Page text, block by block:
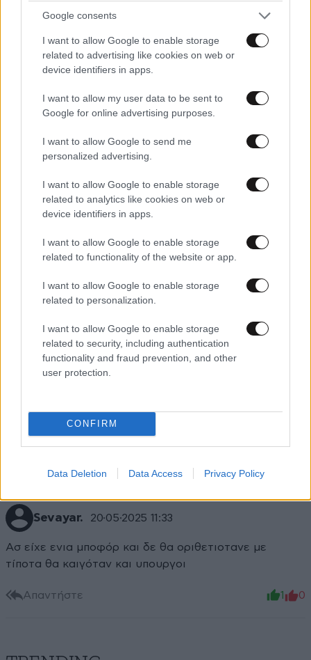
Google consents
I want to allow Google to enable storage
related to advertising like cookies on web or
device identifiers in apps.
I want to allow my user data to be sent to
Google for online advertising purposes.
I want to allow Google to send me
personalized advertising.
I want to allow Google to enable storage
related to analytics like cookies on web or
device identifiers in apps.
I want to allow Google to enable storage
related to functionality of the website or app.
I want to allow Google to enable storage
related to personalization.
I want to allow Google to enable storage
related to security, including authentication
functionality and fraud prevention, and other
user protection.
CONFIRM
Data Deletion Data Access Privacy Policy
ΠΡΟΣΘΗΚΗ
Απνοια..οχι υψηλες θερμοκρασιες....και ομως τους
οταν ειδαν τη φωτια αντι να σηκωθουν αμεσως τα
αεροπλανα να τελειωνουν....ειπαν να τη σβησουν οι
εθελοντες της περιοχης!!!! Ο αρχηγος της
πυροσβεστικης επρεπε να'χει ηδη παραιτηθει για
ανικανοτητα αντιληψης!
Απαντήστε
Sevayar. 20·05·2025 11:33
Ασ είχε ενια μποφόρ και δε θα οριθετιοτανε με
τίποτα θα καιγόταν και υπουργοι
Απαντήστε 1 0